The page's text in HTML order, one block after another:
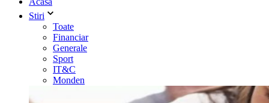
Stiri
Toate
Financiar
Generale
Sport
IT&C
Monden